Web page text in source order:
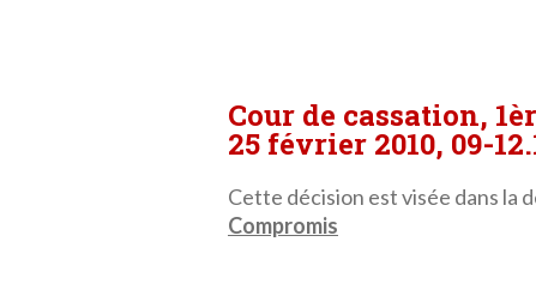
Cour de cassation,
25 février 2010, 09-
Cette décision est visée dans la
Compromis